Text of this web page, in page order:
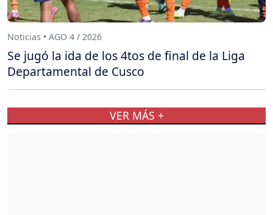
Noticias • AGO 4 / 2026
Se jugó la ida de los 4tos de final de la Liga
Departamental de Cusco
VER MÁS +